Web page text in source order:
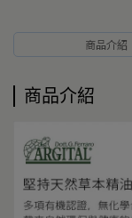
商品介紹
商品介紹